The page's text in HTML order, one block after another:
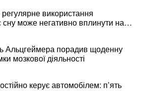
регулярне використання
сну може негативно вплинути на
Альцгеймера порадив щоденну
мозкової діяльності
керує автомобілем: п’ять